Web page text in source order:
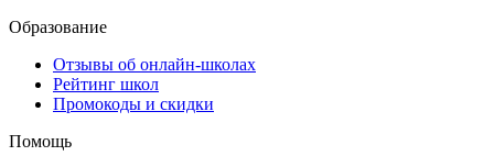
Образование
Отзывы об онлайн-школах
Рейтинг школ
Промокоды и скидки
Помощь